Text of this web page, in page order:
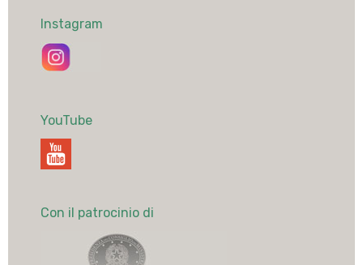
Instagram
YouTube
Con il patrocinio di